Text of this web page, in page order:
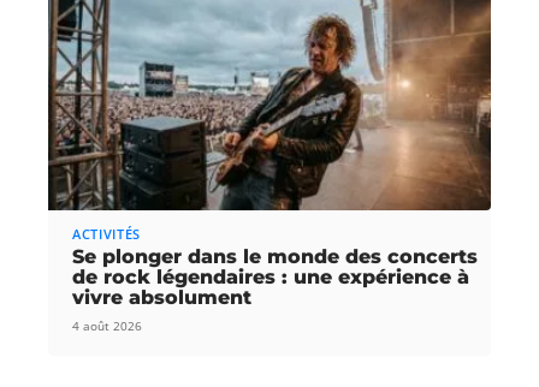
ACTIVITÉS
Se plonger dans le monde des concerts
de rock légendaires : une expérience à
vivre absolument
4 août 2026